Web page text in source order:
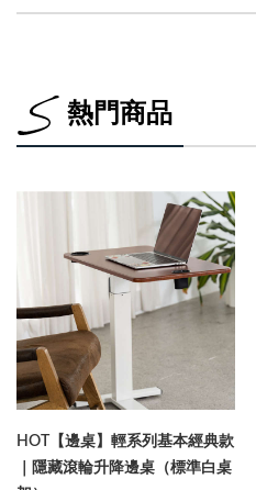
熱門商品
HOT【邊桌】輕系列基本經典款
｜隱藏滾輪升降邊桌（標準白桌